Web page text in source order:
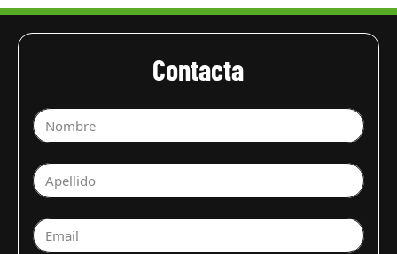
Contacta
Nombre
Apellido
Email